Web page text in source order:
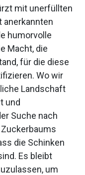
mit unerfüllten
anerkannten
humorvolle
Macht, die
für die diese
Wo wir
Landschaft
und
Suche nach
Zuckerbaums
die Schinken
Es bleibt
um